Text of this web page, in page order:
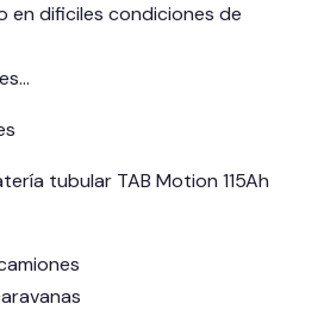
en dificiles condiciones de
tubular TAB Motion 115Ah